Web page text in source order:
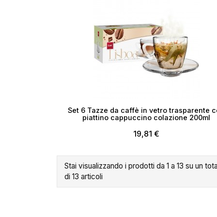
Set 6 Tazze da caffè in vetro trasparente
piattino cappuccino colazione 200ml
19,81 €
Stai visualizzando i prodotti da 1 a 13 su un
di 13 articoli